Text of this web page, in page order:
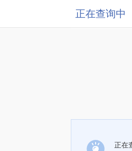
正在查询中
正在